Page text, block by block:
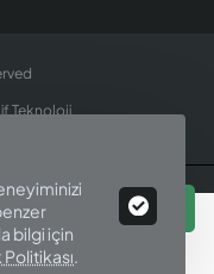
bilgi için
Politikası.
Ekle
Teknoloji